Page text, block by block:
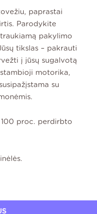
paprastai
Parodykite
pakylimo
tikslas – pakrauti
į jūsų sugalvotą
motorika,
su
proc. perdirbto